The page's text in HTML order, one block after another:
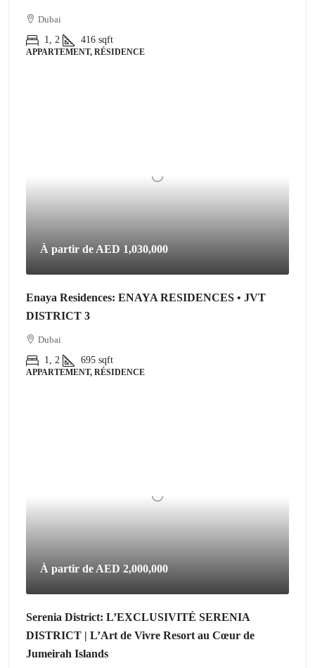
Dubai
1, 2
416 sqft
APPARTEMENT, RÉSIDENCE
À partir de AED 1,030,000
Enaya Residences: ENAYA RESIDENCES • JVT
DISTRICT 3
Dubai
1, 2
695 sqft
APPARTEMENT, RÉSIDENCE
À partir de AED 2,000,000
Serenia District: L’EXCLUSIVITÉ SERENIA
DISTRICT | L’Art de Vivre Resort au Cœur de
Jumeirah Islands